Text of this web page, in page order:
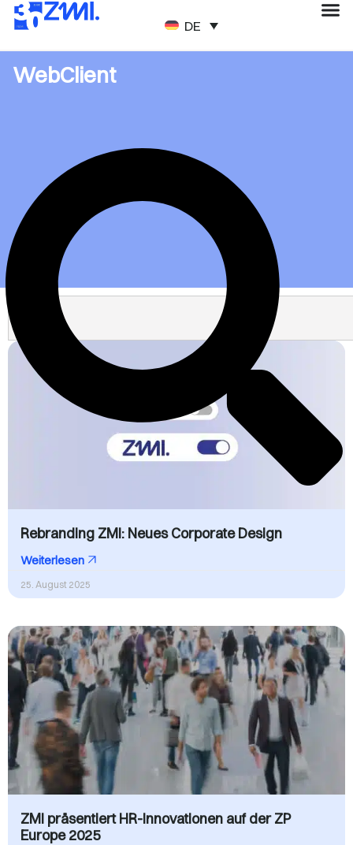
DEUTSCH
WebClient
Rebranding ZMI: Neues Corporate Design
Weiterlesen
25. August 2025
ZMI präsentiert HR-Innovationen auf der ZP
Europe 2025